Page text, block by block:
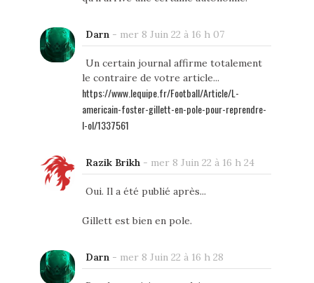
Darn- mer 8 Juin 22 à 16 h 07
Un certain journal affirme totalement
le contraire de votre article...
https://www.lequipe.fr/Football/Article/L-
americain-foster-gillett-en-pole-pour-reprendre-
l-ol/1337561
Razik Brikh- mer 8 Juin 22 à 16 h 24
Oui. Il a été publié après...
Gillett est bien en pole.
Darn- mer 8 Juin 22 à 16 h 28